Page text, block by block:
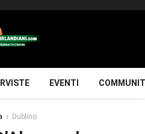
EVENTI
Dublino